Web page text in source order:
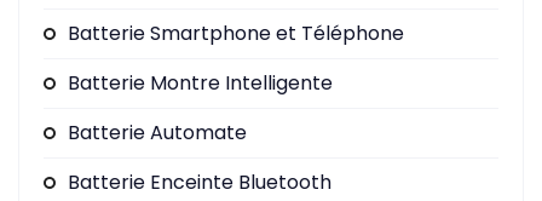
Batterie Smartphone et Téléphone
Batterie Montre Intelligente
Batterie Automate
Batterie Enceinte Bluetooth